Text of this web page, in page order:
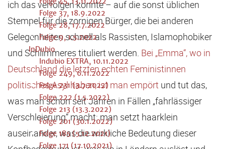
Folge 37, 18.9.2022
Folge 28, 17.7.2022
Folge 9, 1.5.2022
InDubio
Indubio EXTRA, 10.11.2022
Folge 249, 6.11.2022
Folge 231 (3.7.2022)
Folge 222 (1.5.2022)
Folge 213 (13.3.2022)
Folge 201 (30.1.2022)
Folge 185 (5.12.2021)
Folge 171 (17.10.2021)
ich das verfolgen konnte – auf die sonst üblichen
Stempel für die zornigen Bürger, die bei anderen
Gelegenheiten schnell als Rassisten, Islamophobiker
und Schlimmeres tituliert werden. Bei „Emma“, wo in
Deutschland die letzten echten Feministinnen
politisches Asyl haben, ist man empört und tut das,
was man schon seit Jahren in Fällen „fahrlässiger
Verschleierung“ macht: man setzt haarklein
auseinander, was die wirkliche Bedeutung dieser